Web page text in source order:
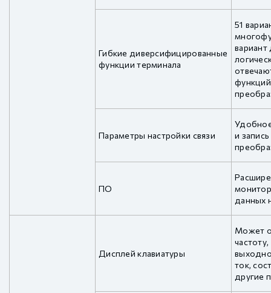
Гибкие диверсифицированные
функции терминала
51
вариант
Параметры настройки связи
и
ПО
данных
Дисплей клавиатуры
Может
ток,
другие